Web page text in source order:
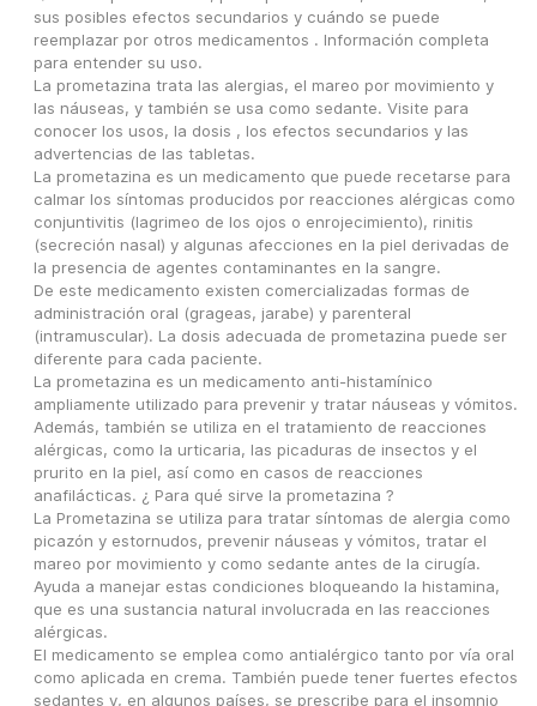
sus posibles efectos secundarios y cuándo se puede
reemplazar por otros medicamentos . Información completa
para entender su uso.
La prometazina trata las alergias, el mareo por movimiento y
las náuseas, y también se usa como sedante. Visite para
conocer los usos, la dosis , los efectos secundarios y las
advertencias de las tabletas.
La prometazina es un medicamento que puede recetarse para
calmar los síntomas producidos por reacciones alérgicas como
conjuntivitis (lagrimeo de los ojos o enrojecimiento), rinitis
(secreción nasal) y algunas afecciones en la piel derivadas de
la presencia de agentes contaminantes en la sangre.
De este medicamento existen comercializadas formas de
administración oral (grageas, jarabe) y parenteral
(intramuscular). La dosis adecuada de prometazina puede ser
diferente para cada paciente.
La prometazina es un medicamento anti-histamínico
ampliamente utilizado para prevenir y tratar náuseas y vómitos.
Además, también se utiliza en el tratamiento de reacciones
alérgicas, como la urticaria, las picaduras de insectos y el
prurito en la piel, así como en casos de reacciones
anafilácticas. ¿ Para qué sirve la prometazina ?
La Prometazina se utiliza para tratar síntomas de alergia como
picazón y estornudos, prevenir náuseas y vómitos, tratar el
mareo por movimiento y como sedante antes de la cirugía.
Ayuda a manejar estas condiciones bloqueando la histamina,
que es una sustancia natural involucrada en las reacciones
alérgicas.
El medicamento se emplea como antialérgico tanto por vía oral
como aplicada en crema. También puede tener fuertes efectos
sedantes y, en algunos países, se prescribe para el insomnio